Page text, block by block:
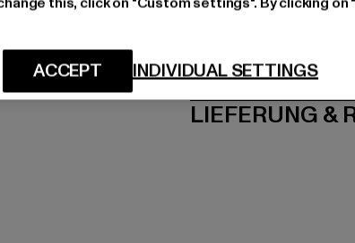
LIEFERUNG &
INDIVIDUAL SETTINGS
ACCEPT